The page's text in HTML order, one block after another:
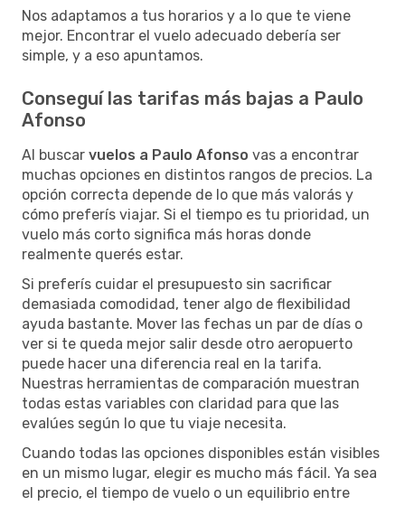
Nos adaptamos a tus horarios y a lo que te viene
mejor. Encontrar el vuelo adecuado debería ser
simple, y a eso apuntamos.
Conseguí las tarifas más bajas a Paulo
Afonso
Al buscar vuelos a Paulo Afonso vas a encontrar
muchas opciones en distintos rangos de precios. La
opción correcta depende de lo que más valorás y
cómo preferís viajar. Si el tiempo es tu prioridad, un
vuelo más corto significa más horas donde
realmente querés estar.
Si preferís cuidar el presupuesto sin sacrificar
demasiada comodidad, tener algo de flexibilidad
ayuda bastante. Mover las fechas un par de días o
ver si te queda mejor salir desde otro aeropuerto
puede hacer una diferencia real en la tarifa.
Nuestras herramientas de comparación muestran
todas estas variables con claridad para que las
evalúes según lo que tu viaje necesita.
Cuando todas las opciones disponibles están visibles
en un mismo lugar, elegir es mucho más fácil. Ya sea
el precio, el tiempo de vuelo o un equilibrio entre